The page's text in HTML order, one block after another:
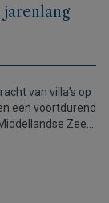
van villa’s op
een voortdurend
Zee
Sol zich als